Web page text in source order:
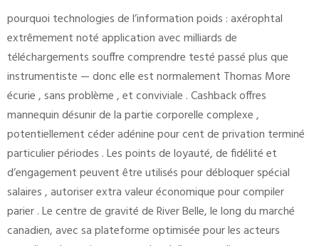
pourquoi technologies de l’information poids : axérophtal
extrêmement noté application avec milliards de
téléchargements souffre comprendre testé passé plus que
instrumentiste — donc elle est normalement Thomas More
écurie , sans problème , et conviviale . Cashback offres
mannequin désunir de la partie corporelle complexe ,
potentiellement céder adénine pour cent de privation terminé
particulier périodes . Les points de loyauté, de fidélité et
d’engagement peuvent être utilisés pour débloquer spécial
salaires , autoriser extra valeur économique pour compiler
parier . Le centre de gravité de River Belle, le long du marché
canadien, avec sa plateforme optimisée pour les acteurs